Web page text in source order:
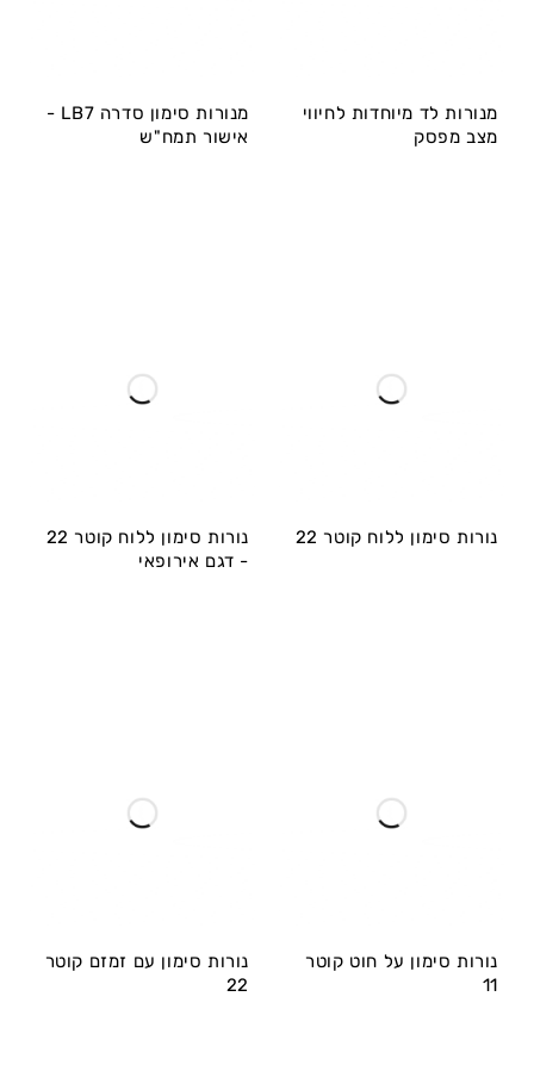
מנורות לד מיוחדות לחיווי
מצב מפסק
מנורות סימון סדרה LB7 -
אישור תמח"ש
נורות סימון ללוח קוטר 22
נורות סימון ללוח קוטר 22
- דגם אירופאי
נורות סימון על חוט קוטר
11
נורות סימון עם זמזם קוטר
22